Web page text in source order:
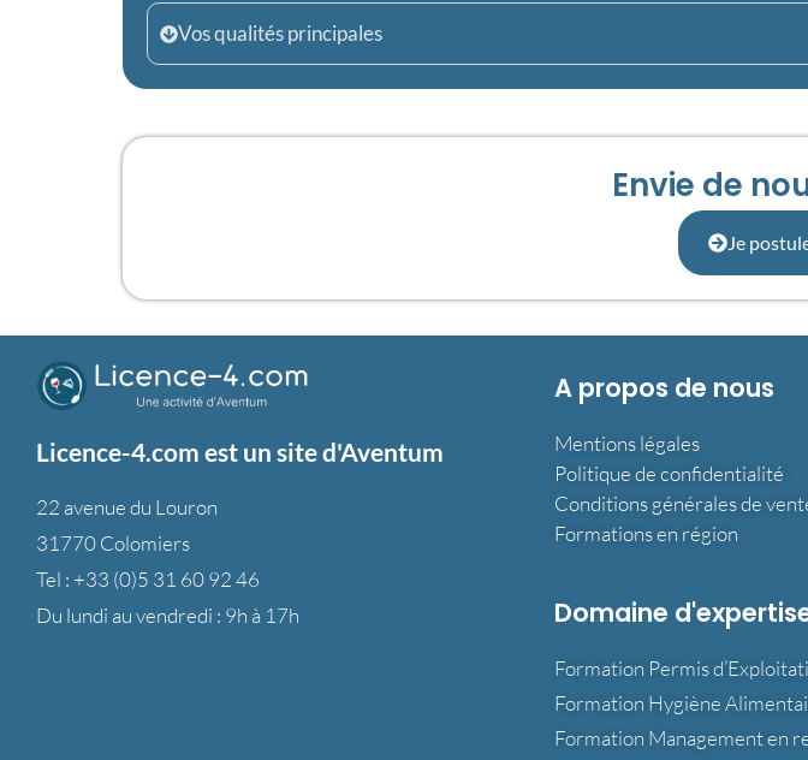
Vos qualités principales
Envie de
Je
Licence-4.com est un site d'Aventum
22 avenue du Louron
31770 Colomiers
Tel : +33 (0)5 31 60 92 46
Du lundi au vendredi : 9h à 17h
A propos de nous
Mentions légales
Politique de confidentialité
Conditions générales de
Formations en région
Domaine
Formation Permis
Formation Hygiène
Formation Management en